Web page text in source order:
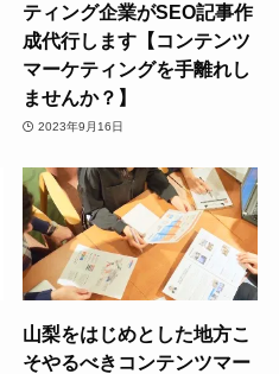
ティング企業がSEO記事作
成代行します【コンテンツ
マーケティングを手離れし
ませんか？】
2023年9月16日
山梨をはじめとした地方こ
そやるべきコンテンツマー